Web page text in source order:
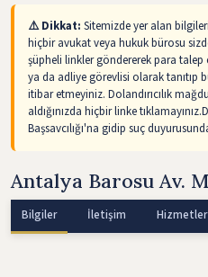
⚠️ Dikkat: Sitemizde yer alan
hiçbir avukat veya hukuk bürosu
şüpheli linkler göndererek para
ya da adliye görevlisi olarak tanıtıp
itibar etmeyiniz. Dolandırıcılık
aldığınızda hiçbir linke
Başsavcılığı'na gidip suç
Antalya Barosu Av.
Bilgiler İletişim Hizmetler